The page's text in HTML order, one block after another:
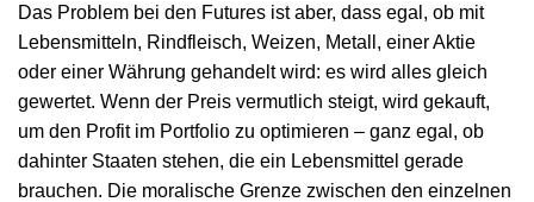
Das Problem bei den Futures ist aber, dass egal, ob mit
Lebensmitteln, Rindfleisch, Weizen, Metall, einer Aktie
oder einer Währung gehandelt wird: es wird alles gleich
gewertet. Wenn der Preis vermutlich steigt, wird gekauft,
um den Profit im Portfolio zu optimieren – ganz egal, ob
dahinter Staaten stehen, die ein Lebensmittel gerade
brauchen. Die moralische Grenze zwischen den einzelnen